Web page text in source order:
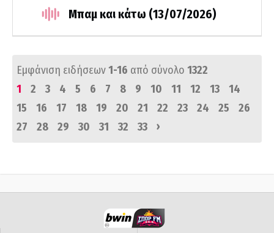
Μπαμ και κάτω (13/07/2026)
Εμφάνιση ειδήσεων1-16 από σύνολο 1322
1
2 3 4 5 6 7 8 9 10 11 12 13
14
15
16 17 18 19 20 21 22 23 24 25
26
27
28 29 30 31 32 33 ›